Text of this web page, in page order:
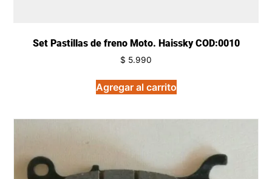
Set Pastillas de freno Moto. Haissky COD:0010
$ 5.990
Agregar al carrito